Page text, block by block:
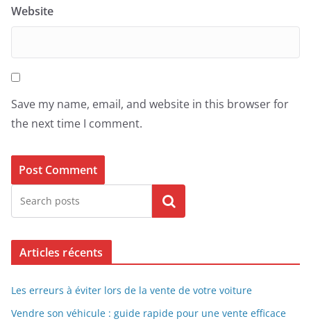
Website
Save my name, email, and website in this browser for
the next time I comment.
Search
Articles récents
Les erreurs à éviter lors de la vente de votre voiture
Vendre son véhicule : guide rapide pour une vente efficace